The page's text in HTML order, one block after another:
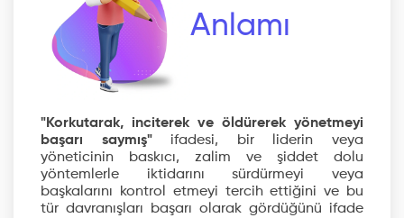
Anlamı
"Korkutarak, inciterek ve öldürerek yönetmeyi
başarı saymış"ifadesi, bir liderin veya
yöneticinin baskıcı, zalim ve şiddet dolu
yöntemlerle iktidarını sürdürmeyi veya
başkalarını kontrol etmeyi tercih ettiğini ve bu
tür davranışları başarı olarak gördüğünü ifade